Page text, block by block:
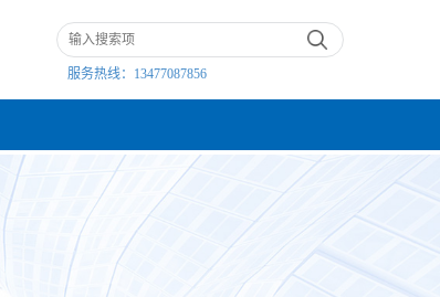
服务热线： 13477087856